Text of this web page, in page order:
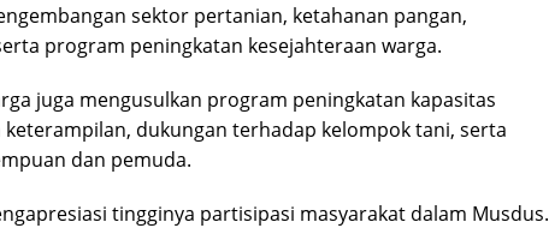
sektor pertanian, ketahanan pangan,
program peningkatan kesejahteraan warga.
juga mengusulkan program peningkatan kapasitas
dukungan terhadap kelompok tani, serta
dan pemuda.
tingginya partisipasi masyarakat dalam Musdus.